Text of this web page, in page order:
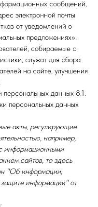
сообщений,
электронной почты
от уведомлений о
предложениях».
собираемые с
служат для сбора
на сайте, улучшения
данных 8.1.
персональных данных
акты, регулирующие
например,
информационными
сайтов, то здесь
"Об информации,
информации" от